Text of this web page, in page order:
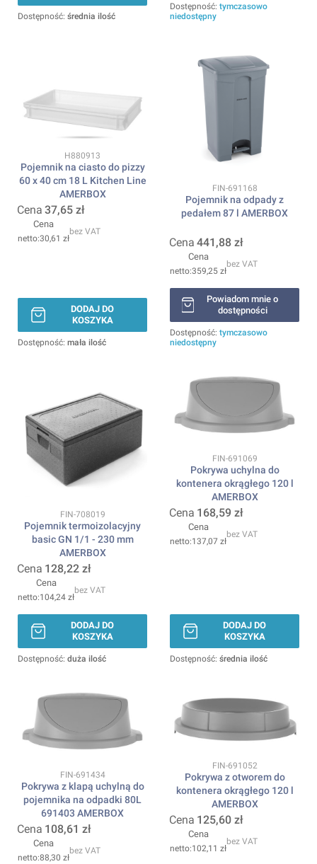
Dostępność: średnia ilość
Dostępność: tymczasowo
niedostępny
Kod produktu
H880913
Pojemnik na ciasto do pizzy
60 x 40 cm 18 L Kitchen Line
AMERBOX
Cena 37,65 zł
Cena
30,61 zł
bez VAT
DODAJ DO
KOSZYKA
Dostępność: mała ilość
Kod produktu
FIN-691168
Pojemnik na odpady z
pedałem 87 l AMERBOX
Cena 441,88 zł
Cena
359,25 zł
bez VAT
Powiadom mnie o
dostępności
Dostępność: tymczasowo
niedostępny
Kod produktu
FIN-708019
Pojemnik termoizolacyjny
basic GN 1/1 - 230 mm
AMERBOX
Cena 128,22 zł
Cena
104,24 zł
bez VAT
DODAJ DO
KOSZYKA
Dostępność: duża ilość
Kod produktu
FIN-691069
Pokrywa uchylna do
kontenera okrągłego 120 l
AMERBOX
Cena 168,59 zł
Cena
137,07 zł
bez VAT
DODAJ DO
KOSZYKA
Dostępność: średnia ilość
Kod produktu
FIN-691434
Pokrywa z klapą uchylną do
pojemnika na odpadki 80L
691403 AMERBOX
Cena 108,61 zł
Cena
88,30 zł
bez VAT
Kod produktu
FIN-691052
Pokrywa z otworem do
kontenera okrągłego 120 l
AMERBOX
Cena 125,60 zł
Cena
102,11 zł
bez VAT